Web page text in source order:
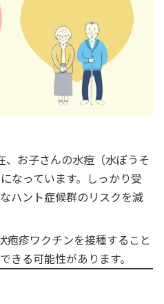
、お子さんの水痘（水ぼうそ
なっています。しっかり受
ハント症候群のリスクを減
疱疹ワクチンを接種すること
きる可能性があります。